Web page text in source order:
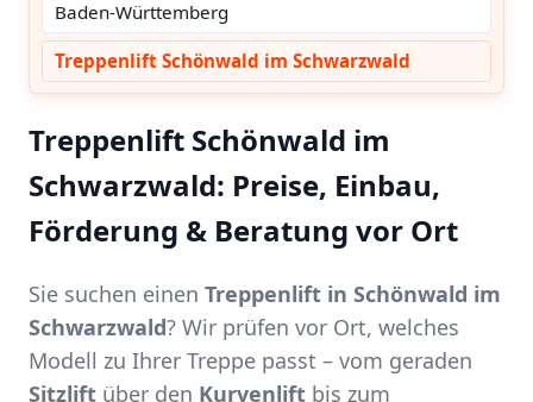
Baden-Württemberg
Treppenlift Schönwald im Schwarzwald
Treppenlift Schönwald im
Schwarzwald: Preise, Einbau,
Förderung & Beratung vor Ort
Sie suchen einen Treppenlift in Schönwald im
Schwarzwald? Wir prüfen vor Ort, welches
Modell zu Ihrer Treppe passt – vom geraden
Sitzlift über den Kurvenlift bis zum